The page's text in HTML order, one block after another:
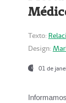
Texto:
Design:
01 de